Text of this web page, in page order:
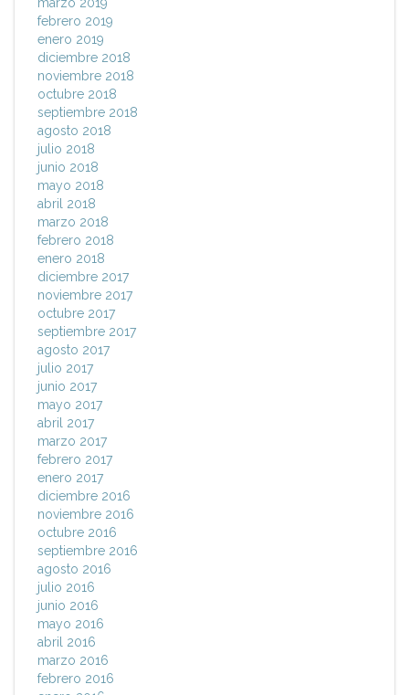
febrero 2019
enero 2019
diciembre 2018
noviembre 2018
octubre 2018
septiembre 2018
agosto 2018
julio 2018
junio 2018
mayo 2018
abril 2018
marzo 2018
febrero 2018
enero 2018
diciembre 2017
noviembre 2017
octubre 2017
septiembre 2017
agosto 2017
julio 2017
junio 2017
mayo 2017
abril 2017
marzo 2017
febrero 2017
enero 2017
diciembre 2016
noviembre 2016
octubre 2016
septiembre 2016
agosto 2016
julio 2016
junio 2016
mayo 2016
abril 2016
marzo 2016
febrero 2016